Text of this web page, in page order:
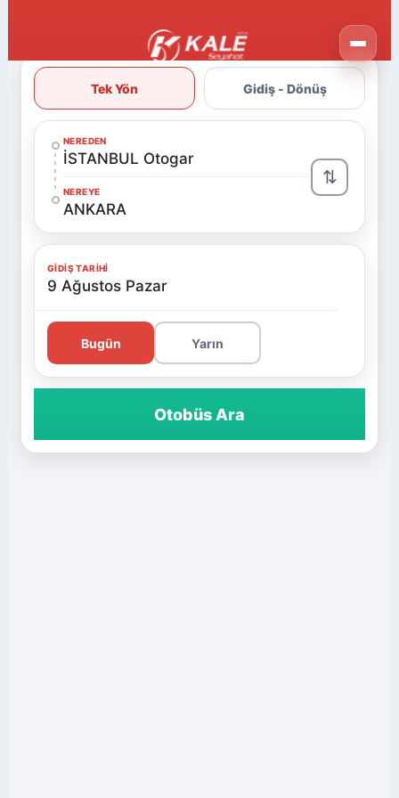
Tek Yön Gidiş - Dönüş
NEREDEN
İSTANBUL Otogar
NEREYE
ANKARA
⇅
GIDIŞ TARIHI
9 Ağustos Pazar
Bugün Yarın
Otobüs Ara